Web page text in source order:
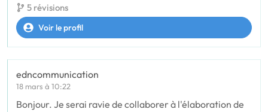
5 révisions
Voir le profil
edncommunication
18 mars à 10:22
Bonjour. Je serai ravie de collaborer à l'élaboration de